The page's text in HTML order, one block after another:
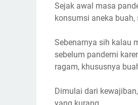
Sejak awal masa
konsumsi aneka
Sebenarnya sih kalau
sebelum pandemi
ragam, khususnya
Dimulai dari